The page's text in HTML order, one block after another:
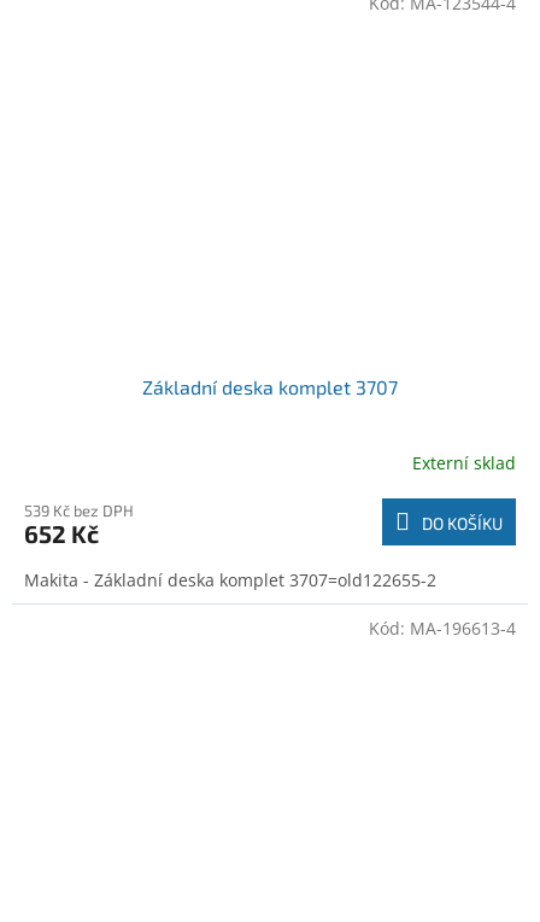
Základní deska komplet 3707
Externí sklad
539 Kč bez DPH
652 Kč DO KOŠÍKU
Makita - Základní deska komplet 3707=old122655-2
Kód: MA-196613-4